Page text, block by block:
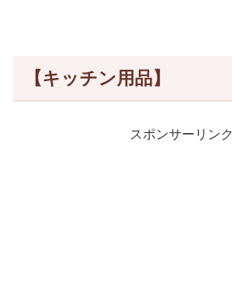
【キッチン用品】
スポンサーリンク